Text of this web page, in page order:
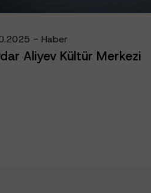
- Haber
Aliyev Kültür Merkezi